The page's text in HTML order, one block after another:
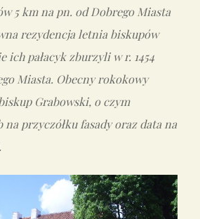
5 km na pn. od Dobrego Miasta
rezydencja letnia biskupów
ich pałacyk zburzyli w r. 1454
Miasta. Obecny rokokowy
Grabowski, o czym
na przyczółku fasady oraz data na